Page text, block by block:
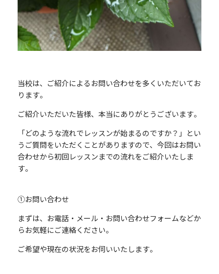
当校は、ご紹介によるお問い合わせを多くいただいてお
ります。
ご紹介いただいた皆様、本当にありがとうございます。
「どのような流れでレッスンが始まるのですか？」とい
うご質問をいただくことがありますので、今回はお問い
合わせから初回レッスンまでの流れをご紹介いたしま
す。
①お問い合わせ
まずは、お電話・メール・お問い合わせフォームなどか
らお気軽にご連絡ください。
ご希望や現在の状況をお伺いいたします。